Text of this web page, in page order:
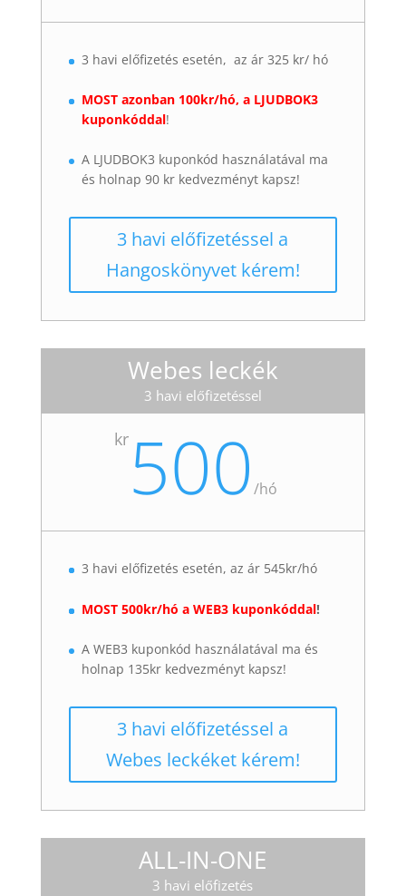
3 havi előfizetés esetén, az ár 325 kr/ hó
MOST azonban 100kr/hó, a LJUDBOK3
kuponkóddal!
A LJUDBOK3 kuponkód használatával ma
és holnap 90 kr kedvezményt kapsz!
3 havi előfizetéssel a
Hangoskönyvet kérem!
Webes leckék
3 havi előfizetéssel
kr500 /hó
3 havi előfizetés esetén, az ár 545kr/hó
MOST 500kr/hó a WEB3 kuponkóddal!
A WEB3 kuponkód használatával ma és
holnap 135kr kedvezményt kapsz!
3 havi előfizetéssel a
Webes leckéket kérem!
ALL-IN-ONE
3 havi előfizetés